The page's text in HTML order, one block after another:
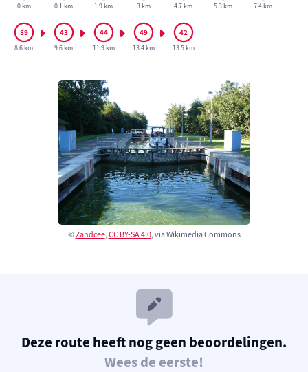
© Zandcee, CC BY-SA 4.0, via Wikimedia Commons
0 km 0.1 km 1.9 km 3 km 4.7 km 5.3 km 7.4 km
8.6 km 9.6 km 11.9 km 13.4 km 13.5 km
Deze route heeft nog geen beoordelingen.
Wees de eerste!